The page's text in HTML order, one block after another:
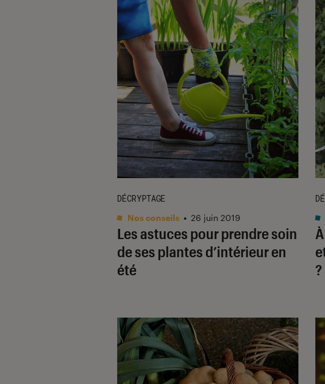
Les astuces pour prendre soin
de ses plantes d’intérieur en
été
DÉCRYPTAGE
Nos conseils • 26 juin 2019